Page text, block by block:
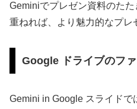
Geminiでプレゼン資料のた
重ねれば、より魅力的なプレ
Google ドライブのフ
Gemini in Google スライドで